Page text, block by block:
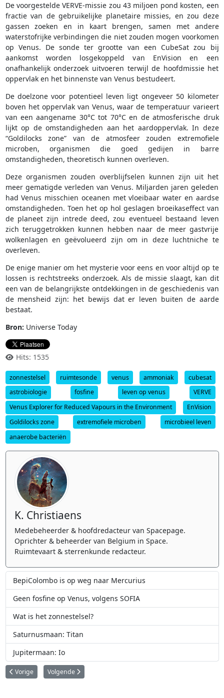
De voorgestelde VERVE-missie zou 43 miljoen pond kosten, een
fractie van de gebruikelijke planetaire missies, en zou deze
gassen zoeken en in kaart brengen, samen met andere
waterstofrijke verbindingen die niet zouden mogen voorkomen
op Venus. De sonde ter grootte van een CubeSat zou bij
aankomst worden losgekoppeld van EnVision en een
onafhankelijk onderzoek uitvoeren terwijl de hoofdmissie het
oppervlak en het binnenste van Venus bestudeert.
De doelzone voor potentieel leven ligt ongeveer 50 kilometer
boven het oppervlak van Venus, waar de temperatuur varieert
van een aangename 30°C tot 70°C en de atmosferische druk
lijkt op de omstandigheden aan het aardoppervlak. In deze
“Goldilocks zone” van de atmosfeer zouden extremofiele
microben, organismen die goed gedijen in barre
omstandigheden, theoretisch kunnen overleven.
Deze organismen zouden overblijfselen kunnen zijn uit het
meer gematigde verleden van Venus. Miljarden jaren geleden
had Venus misschien oceanen met vloeibaar water en aardse
omstandigheden. Toen het op hol geslagen broeikaseffect van
de planeet zijn intrede deed, zou eventueel bestaand leven
zich teruggetrokken kunnen hebben naar de meer gastvrije
wolkenlagen en geëvolueerd zijn om in deze luchtniche te
overleven.
De enige manier om het mysterie voor eens en voor altijd op te
lossen is rechtstreeks onderzoek. Als de missie slaagt, kan dit
een van de belangrijkste ontdekkingen in de geschiedenis van
de mensheid zijn: het bewijs dat er leven buiten de aarde
bestaat.
Bron: Universe Today
Hits: 1535
zonnestelsel ruimtesonde venus ammoniak
cubesat
astrobiologie
fosfine leven op venus
VERVE
Venus Explorer for Reduced Vapours in the Environment
EnVision
Goldilocks zone
extremofiele microben
microbieel leven
anaerobe bacteriën
K. Christiaens
Medebeheerder & hoofdredacteur van Spacepage.
Oprichter & beheerder van Belgium in Space.
Ruimtevaart & sterrenkunde redacteur.
BepiColombo is op weg naar Mercurius
Geen fosfine op Venus, volgens SOFIA
Wat is het zonnestelsel?
Saturnusmaan: Titan
Jupitermaan: Io
Vorig artikel: Over een jaar bereikt de BepiColombo ruimtesonde
Vorige Volgende artikel: NASA-onderzoek onthult verrassing over
Volgende